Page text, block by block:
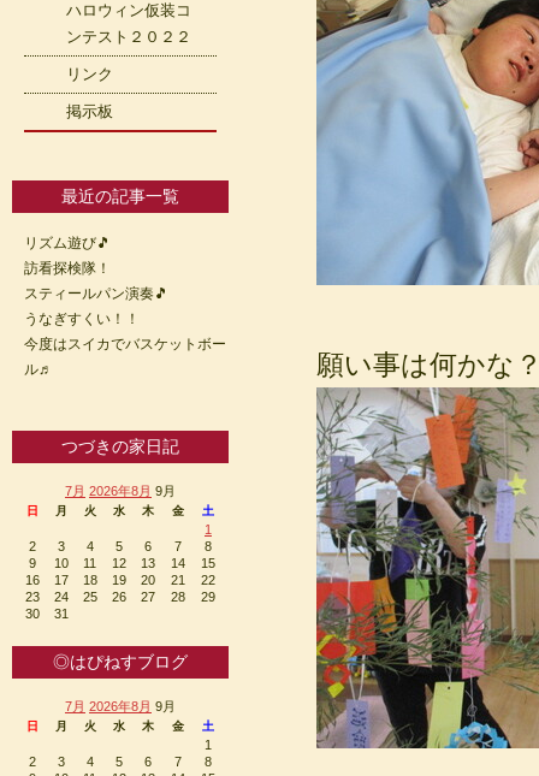
願い事は何かな
ハロウィン仮装コ
ンテスト２０２２
リンク
掲示板
最近の記事一覧
リズム遊び🎵
訪看探検隊！
スティールパン演奏🎵
うなぎすくい！！
今度はスイカでバスケットボー
ル♬
つづきの家日記
7月 2026年8月 9月
日 月 火 水 木 金 土
1
2
3 4 5 6 7
8
9
10 11 12 13 14
15
16
17 18 19 20 21
22
23
24 25 26 27 28
29
30
31
◎はぴねすブログ
7月 2026年8月 9月
日 月 火 水 木 金 土
1
2
3 4 5 6 7
8